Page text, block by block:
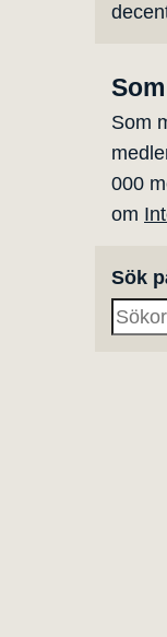
Som
000
om
Sök